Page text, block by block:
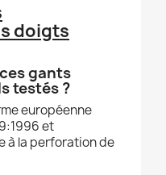
doigts
gants
testés ?
européenne
et
à la perforation de